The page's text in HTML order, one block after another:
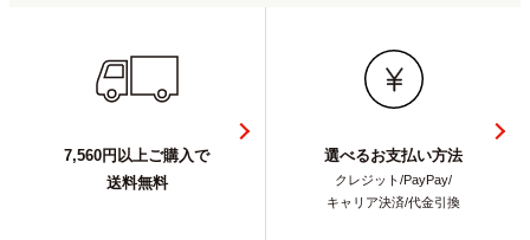
7,560円以上ご購入で
送料無料
選べるお支払い方法
クレジット/PayPay/
キャリア決済/代金引換